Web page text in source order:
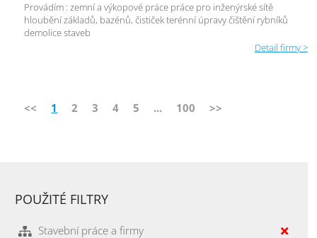
Provádím : zemní a výkopové práce práce pro inženýrské sítě
hloubění základů, bazénů, čističek terénní úpravy čištění rybníků
demolice staveb
Detail firmy >
<< 1 2 3 4 5 ... 100 >>
POUŽITÉ FILTRY
Stavební práce a firmy